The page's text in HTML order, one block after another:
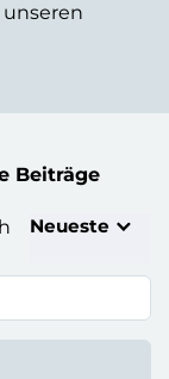
Beiträge
suchen:
Neueste